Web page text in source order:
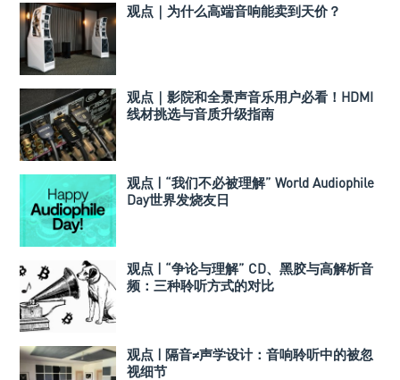
观点｜为什么高端音响能卖到天价？
观点｜影院和全景声音乐用户必看！HDMI
线材挑选与音质升级指南
观点 | “我们不必被理解” World Audiophile
Day世界发烧友日
观点 | “争论与理解” CD、黑胶与高解析音
频：三种聆听方式的对比
观点 | 隔音≠声学设计：音响聆听中的被忽
视细节